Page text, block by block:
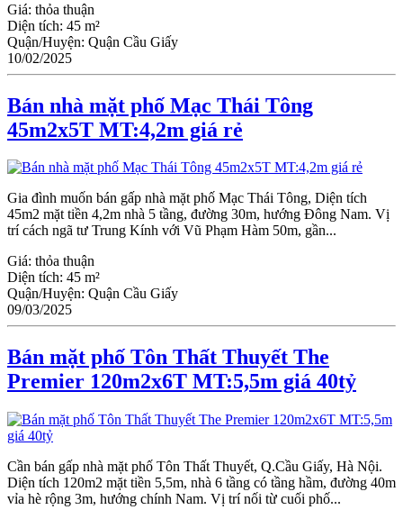
Giá: thỏa thuận
Diện tích: 45 m²
Quận/Huyện: Quận Cầu Giấy
10/02/2025
Bán nhà mặt phố Mạc Thái Tông
45m2x5T MT:4,2m giá rẻ
Gia đình muốn bán gấp nhà mặt phố Mạc Thái Tông, Diện tích
45m2 mặt tiền 4,2m nhà 5 tầng, đường 30m, hướng Đông Nam. Vị
trí cách ngã tư Trung Kính với Vũ Phạm Hàm 50m, gần...
Giá: thỏa thuận
Diện tích: 45 m²
Quận/Huyện: Quận Cầu Giấy
09/03/2025
Bán mặt phố Tôn Thất Thuyết The
Premier 120m2x6T MT:5,5m giá 40tỷ
Cần bán gấp nhà mặt phố Tôn Thất Thuyết, Q.Cầu Giấy, Hà Nội.
Diện tích 120m2 mặt tiền 5,5m, nhà 6 tầng có tầng hầm, đường 40m
vỉa hè rộng 3m, hướng chính Nam. Vị trí nối từ cuối phố...